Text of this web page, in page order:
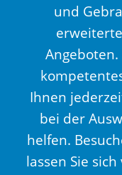
und
Ihnen
bei der
helfen.
lassen Sie